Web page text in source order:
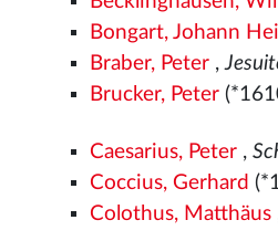
Bongart, Johann
Braber, Peter ,
Brucker, Peter
Caesarius, Peter ,
Coccius, Gerhard
Colothus, Matthäus